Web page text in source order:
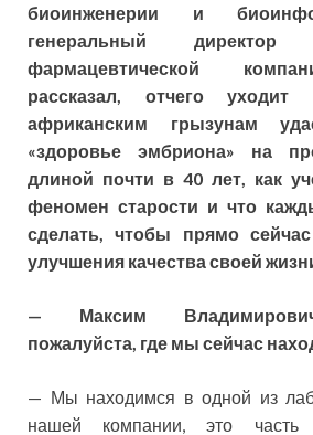
биоинженерии и
генеральный директор
фармацевтической
рассказал, отчего уходит
африканским грызунам
«здоровье эмбриона» на
длиной почти в 40 лет, как
феномен старости и что
сделать, чтобы прямо
улучшения качества своей
— Максим
пожалуйста, где мы сейчас
— Мы находимся в одной из
нашей компании, это часть